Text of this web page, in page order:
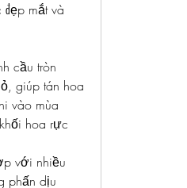
mắt và
cầu tròn
giúp tán hoa
vào mùa
hoa rực
với nhiều
phấn dịu